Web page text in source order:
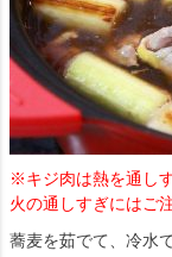
※キジ肉は熱を通し
火の通しすぎにはご
蕎麦を茹でて、冷水